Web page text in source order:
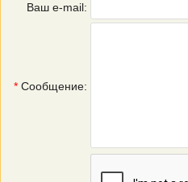
Ваш e-mail:
* Сообщение: